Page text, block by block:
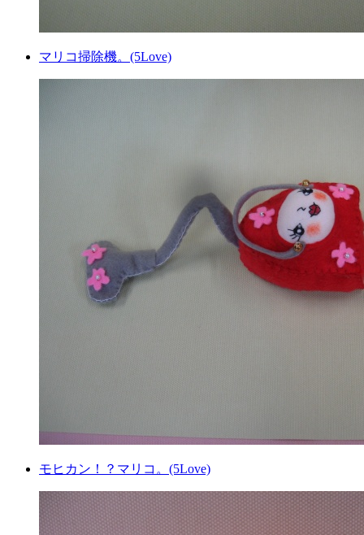
マリコ掃除機。(5Love)
モヒカン！？マリコ。(5Love)